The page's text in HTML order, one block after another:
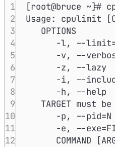
1
[root@bruce ~]#
2
Usage: cpulimit
3
OPTIONS
4
-l, --
5
-v, --
6
-z, --lazy
7
-i, --
8
-h, --help
9
TARGET must
10
-p, --
11
-e, --
12